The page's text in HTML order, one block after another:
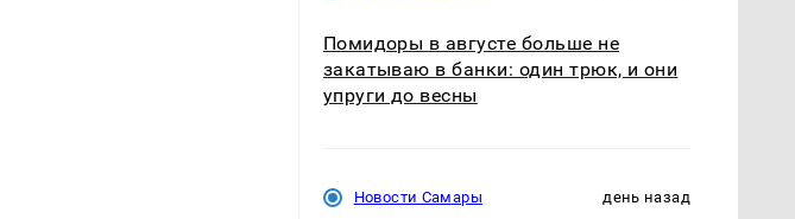
Помидоры в августе больше не
закатываю в банки: один трюк, и они
упруги до весны
Новости Самары день назад